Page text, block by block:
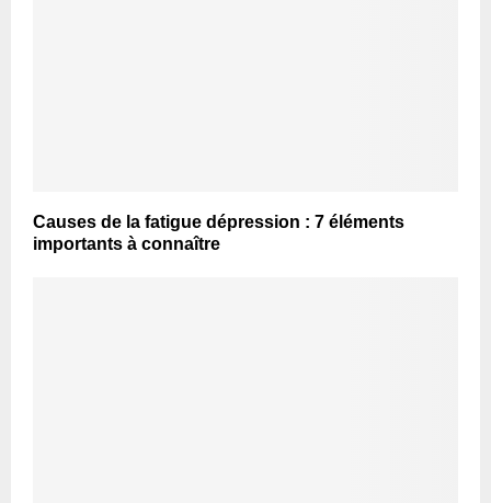
Causes de la fatigue dépression : 7 éléments
importants à connaître